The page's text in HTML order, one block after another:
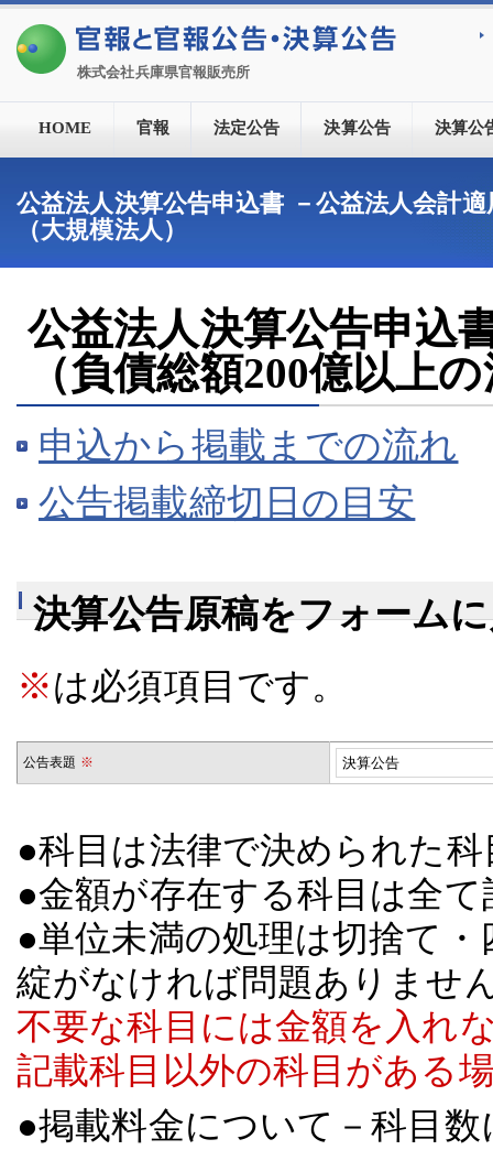
株式会社兵庫県官報販売所
HOME 官報 法定公告 決算公告 決算公
公益法人決算公告申込書 －公益法人会計適
（大規模法人）
公益法人決算公告申
（負債総額200億以上
申込から掲載までの流れ
公告掲載締切日の目安
決算公告原稿をフォーム
※は必須項目です。
公告表題 ※
●科目は法律で決められた
●金額が存在する科目は全
●単位未満の処理は切捨て
綻がなければ問題ありませ
不要な科目には金額を入れ
記載科目以外の科目がある
●掲載料金について－科目